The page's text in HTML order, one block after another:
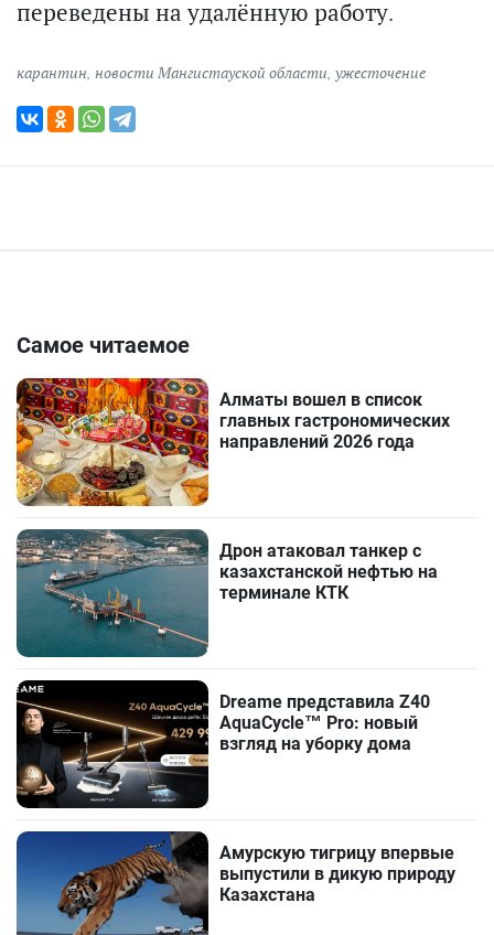
переведены на удалённую работу.
карантин новости Мангистауской области ужесточение
Самое читаемое
Алматы вошел в список
главных гастрономических
направлений 2026 года
Дрон атаковал танкер с
казахстанской нефтью на
терминале КТК
Dreame представила Z40
AquaCycle™ Pro: новый
взгляд на уборку дома
Амурскую тигрицу впервые
выпустили в дикую природу
Казахстана